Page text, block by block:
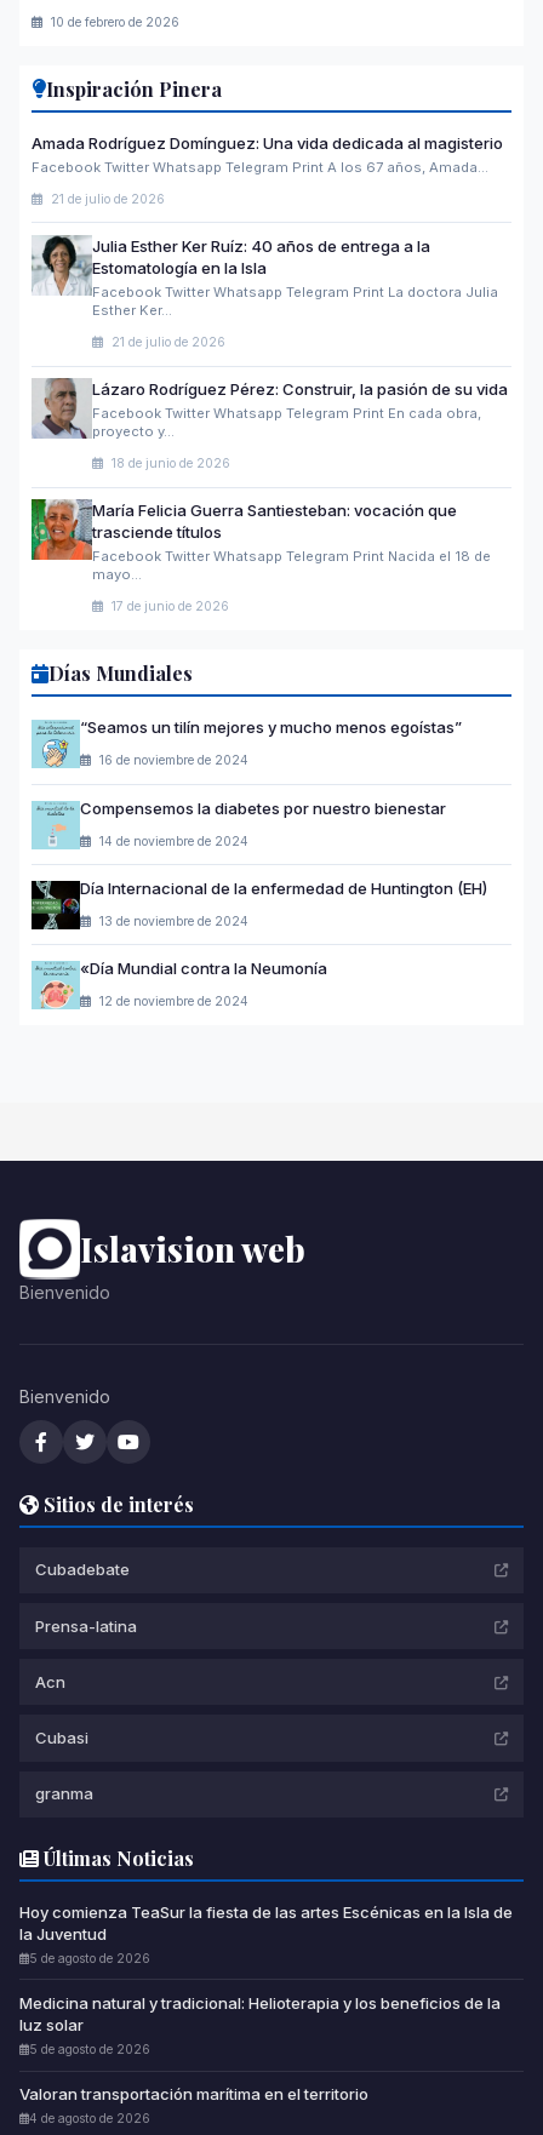
10 de febrero de 2026
Inspiración Pinera
Amada Rodríguez Domínguez: Una vida dedicada al magisterio
Facebook Twitter Whatsapp Telegram Print A los 67 años, Amada…
21 de julio de 2026
Julia Esther Ker Ruíz: 40 años de entrega a la
Estomatología en la Isla
Facebook Twitter Whatsapp Telegram Print La doctora Julia
Esther Ker…
21 de julio de 2026
Lázaro Rodríguez Pérez: Construir, la pasión de su vida
Facebook Twitter Whatsapp Telegram Print En cada obra,
proyecto y…
18 de junio de 2026
María Felicia Guerra Santiesteban: vocación que
trasciende títulos
Facebook Twitter Whatsapp Telegram Print Nacida el 18 de
mayo…
17 de junio de 2026
Días Mundiales
“Seamos un tilín mejores y mucho menos egoístas”
16 de noviembre de 2024
Compensemos la diabetes por nuestro bienestar
14 de noviembre de 2024
Día Internacional de la enfermedad de Huntington (EH)
13 de noviembre de 2024
«Día Mundial contra la Neumonía
12 de noviembre de 2024
Islavision web
Bienvenido
Bienvenido
Sitios de interés
Cubadebate
Prensa-latina
Acn
Cubasi
granma
Últimas Noticias
Hoy comienza TeaSur la fiesta de las artes Escénicas en la Isla de
la Juventud
5 de agosto de 2026
Medicina natural y tradicional: Helioterapia y los beneficios de la
luz solar
5 de agosto de 2026
Valoran transportación marítima en el territorio
4 de agosto de 2026